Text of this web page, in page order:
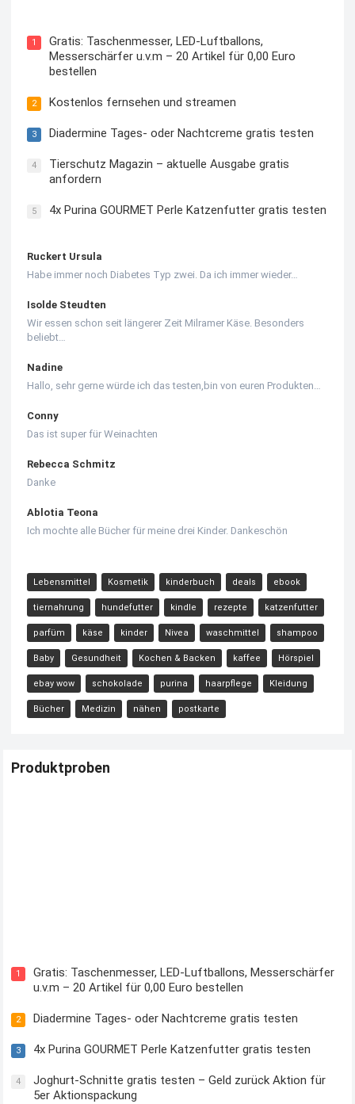
1
Gratis: Taschenmesser, LED-Luftballons,
Messerschärfer u.v.m – 20 Artikel für 0,00 Euro
bestellen
2 Kostenlos fernsehen und streamen
3 Diadermine Tages- oder Nachtcreme gratis testen
4
Tierschutz Magazin – aktuelle Ausgabe gratis
anfordern
5 4x Purina GOURMET Perle Katzenfutter gratis testen
Ruckert Ursula
Habe immer noch Diabetes Typ zwei. Da ich immer wieder…
Isolde Steudten
Wir essen schon seit längerer Zeit Milramer Käse. Besonders
beliebt…
Nadine
Hallo, sehr gerne würde ich das testen,bin von euren Produkten…
Conny
Das ist super für Weinachten
Rebecca Schmitz
Danke
Ablotia Teona
Ich mochte alle Bücher für meine drei Kinder. Dankeschön
Lebensmittel Kosmetik kinderbuch deals ebook
tiernahrung hundefutter kindle rezepte katzenfutter
parfüm käse kinder Nivea waschmittel shampoo
Baby Gesundheit Kochen & Backen kaffee Hörspiel
ebay wow schokolade purina haarpflege Kleidung
Bücher Medizin nähen postkarte
Produktproben
1
Gratis: Taschenmesser, LED-Luftballons, Messerschärfer
u.v.m – 20 Artikel für 0,00 Euro bestellen
2 Diadermine Tages- oder Nachtcreme gratis testen
3 4x Purina GOURMET Perle Katzenfutter gratis testen
4
Joghurt-Schnitte gratis testen – Geld zurück Aktion für
5er Aktionspackung